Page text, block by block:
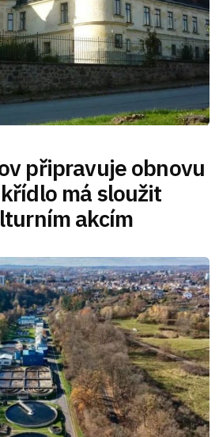
připravuje obnovu
má sloužit
akcím